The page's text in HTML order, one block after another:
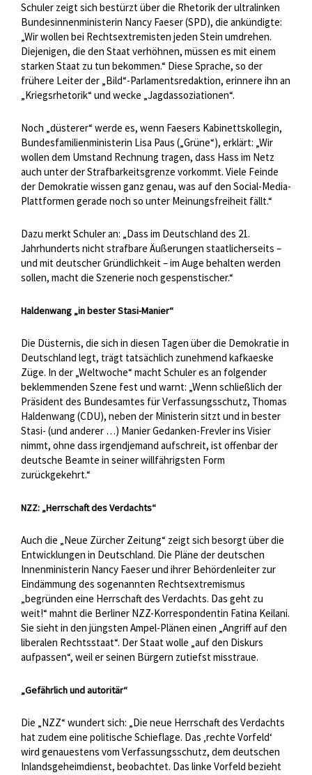
Schuler zeigt sich bestürzt über die Rhetorik der ultralinken
Bundesinnenministerin Nancy Faeser (SPD), die ankündigte:
„Wir wollen bei Rechtsextremisten jeden Stein umdrehen.
Diejenigen, die den Staat verhöhnen, müssen es mit einem
starken Staat zu tun bekommen.“ Diese Sprache, so der
frühere Leiter der „Bild“-Parlamentsredaktion, erinnere ihn an
„Kriegsrhetorik“ und wecke „Jagdassoziationen“.
Noch „düsterer“ werde es, wenn Faesers Kabinettskollegin,
Bundesfamilienministerin Lisa Paus („Grüne“), erklärt: „Wir
wollen dem Umstand Rechnung tragen, dass Hass im Netz
auch unter der Strafbarkeitsgrenze vorkommt. Viele Feinde
der Demokratie wissen ganz genau, was auf den Social-Media-
Plattformen gerade noch so unter Meinungsfreiheit fällt.“
Dazu merkt Schuler an: „Dass im Deutschland des 21.
Jahrhunderts nicht strafbare Äußerungen staatlicherseits –
und mit deutscher Gründlichkeit – im Auge behalten werden
sollen, macht die Szenerie noch gespenstischer.“
Haldenwang „in bester Stasi-Manier“
Die Düsternis, die sich in diesen Tagen über die Demokratie in
Deutschland legt, trägt tatsächlich zunehmend kafkaeske
Züge. In der „Weltwoche“ macht Schuler es an folgender
beklemmenden Szene fest und warnt: „Wenn schließlich der
Präsident des Bundesamtes für Verfassungsschutz, Thomas
Haldenwang (CDU), neben der Ministerin sitzt und in bester
Stasi- (und anderer …) Manier Gedanken-Frevler ins Visier
nimmt, ohne dass irgendjemand aufschreit, ist offenbar der
deutsche Beamte in seiner willfährigsten Form
zurückgekehrt.“
NZZ: „Herrschaft des Verdachts“
Auch die „Neue Zürcher Zeitung“ zeigt sich besorgt über die
Entwicklungen in Deutschland. Die Pläne der deutschen
Innenministerin Nancy Faeser und ihrer Behördenleiter zur
Eindämmung des sogenannten Rechtsextremismus
„begründen eine Herrschaft des Verdachts. Das geht zu
weit!“ mahnt die Berliner NZZ-Korrespondentin Fatina Keilani.
Sie sieht in den jüngsten Ampel-Plänen einen „Angriff auf den
liberalen Rechtsstaat“. Der Staat wolle „auf den Diskurs
aufpassen“, weil er seinen Bürgern zutiefst misstraue.
„Gefährlich und autoritär“
Die „NZZ“ wundert sich: „Die neue Herrschaft des Verdachts
hat zudem eine politische Schieflage. Das ‚rechte Vorfeld‘
wird genauestens vom Verfassungsschutz, dem deutschen
Inlandsgeheimdienst, beobachtet. Das linke Vorfeld bezieht